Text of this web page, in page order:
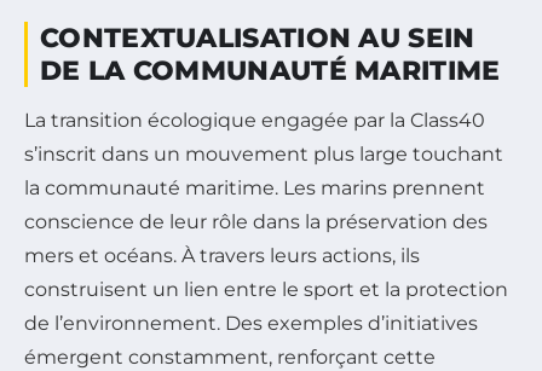
CONTEXTUALISATION AU SEIN
DE LA COMMUNAUTÉ MARITIME
La transition écologique engagée par la Class40
s’inscrit dans un mouvement plus large touchant
la communauté maritime. Les marins prennent
conscience de leur rôle dans la préservation des
mers et océans. À travers leurs actions, ils
construisent un lien entre le sport et la protection
de l’environnement. Des exemples d’initiatives
émergent constamment, renforçant cette